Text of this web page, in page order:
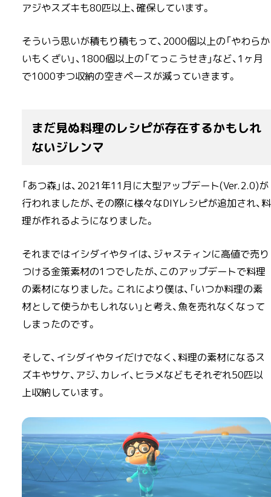
アジやスズキも80匹以上、確保しています。
そういう思いが積もり積もって、2000個以上の「やわらか
いもくざい」、1800個以上の「てっこうせき」など、1ヶ月
で1000ずつ収納の空きペースが減っていきます。
まだ見ぬ料理のレシピが存在するかもしれ
ないジレンマ
「あつ森」は、2021年11月に大型アップデート(Ver.2.0)が
行われましたが、その際に様々なDIYレシピが追加され、料
理が作れるようになりました。
それまではイシダイやタイは、ジャスティンに高値で売り
つける金策素材の1つでしたが、このアップデートで料理
の素材になりました。これにより僕は、「いつか料理の素
材として使うかもしれない」と考え、魚を売れなくなって
しまったのです。
そして、イシダイやタイだけでなく、料理の素材になるス
ズキやサケ、アジ、カレイ、ヒラメなどもそれぞれ50匹以
上収納しています。